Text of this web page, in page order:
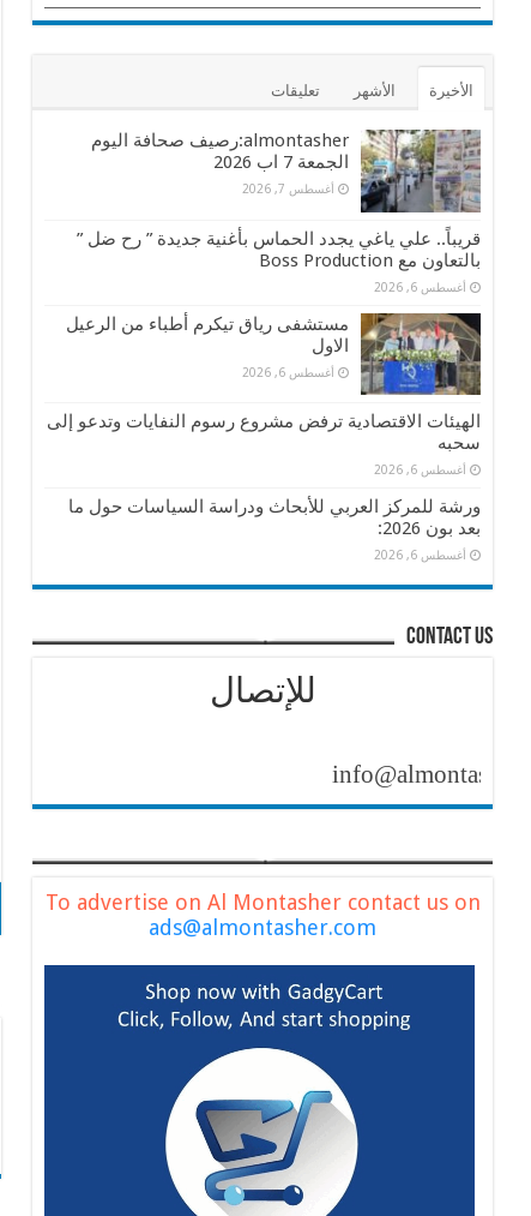
الأخيرة الأشهر تعليقات
almontasher:رصيف صحافة اليوم
الجمعة 7 اب 2026
أغسطس 7, 2026
قريباً.. علي ياغي يجدد الحماس بأغنية جديدة ” رح ضل ”
بالتعاون مع Boss Production
أغسطس 6, 2026
مستشفى رياق تيكرم أطباء من الرعيل
الاول
أغسطس 6, 2026
الهيئات الاقتصادية ترفض مشروع رسوم النفايات وتدعو إلى
سحبه
أغسطس 6, 2026
ورشة للمركز العربي للأبحاث ودراسة السياسات حول ما
بعد بون 2026:
أغسطس 6, 2026
contact us
للإتصال
info@almontasher.com
To advertise on Al Montasher contact us on
ads@almontasher.com